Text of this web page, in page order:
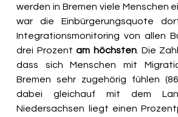
werden in Bremen viele Menschen
war die Einbürgerungsquote
Integrationsmonitoring von allen
drei Prozent am höchsten. Die
dass sich Menschen mit
Bremen sehr zugehörig fühlen
dabei gleichauf mit dem
Niedersachsen liegt einen